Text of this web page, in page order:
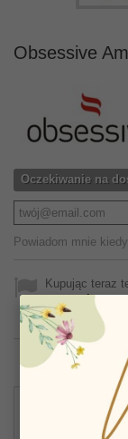
Obsessive
Oczekiwanie na
Powiadom mnie
Kupując teraz
punktów
które